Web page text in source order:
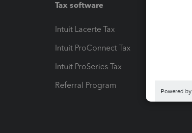
Tax software
Intuit Lacerte Tax
Intuit ProConnect Tax
Intuit ProSeries Tax
Referral Program